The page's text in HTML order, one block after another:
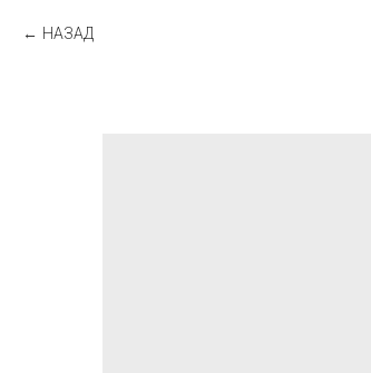
НАЗАД